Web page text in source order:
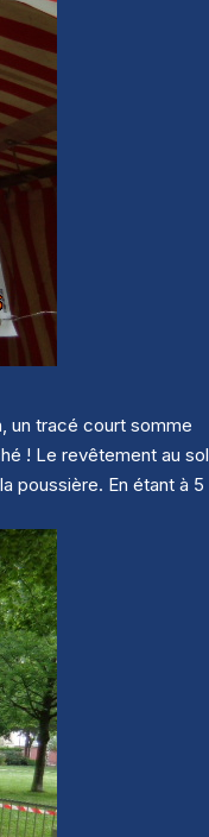
un tracé court somme
! Le revêtement au sol
poussière. En étant à 5